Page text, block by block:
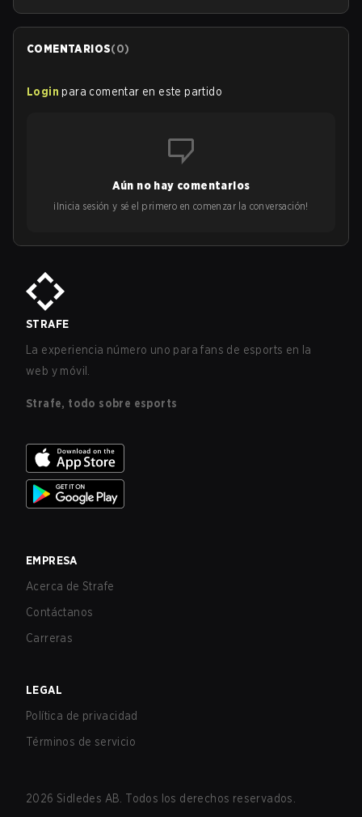
COMENTARIOS(0)
Login para comentar en este partido
Aún no hay comentarios
¡Inicia sesión y sé el primero en comenzar la conversación!
STRAFE
La experiencia número uno para fans de esports en la
web y móvil.
Strafe, todo sobre esports
EMPRESA
Acerca de Strafe
Contáctanos
Carreras
LEGAL
Política de privacidad
Términos de servicio
2026 Sidledes AB. Todos los derechos reservados.